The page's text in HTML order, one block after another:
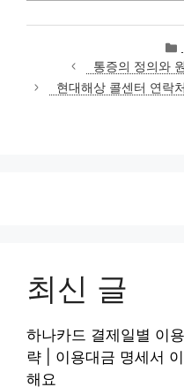
통증의 정의와
현대해상 콜센터 연락
최신 글
하나카드 결제일별 이
략 | 이용대금 명세서
해요